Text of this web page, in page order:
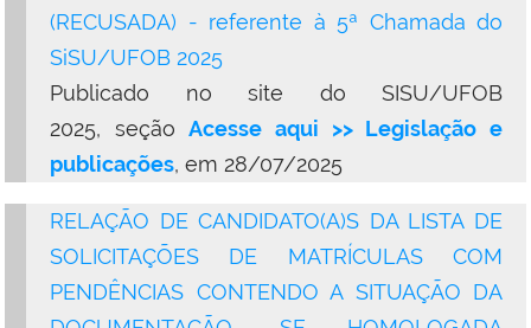
(RECUSADA) - referente à 5ª Chamada do
SiSU/UFOB 2025
Publicado no site do SISU/UFOB
2025, seçãoAcesse aqui >> Legislação e
publicações, em 28/07/2025
RELAÇÃO DE CANDIDATO(A)S DA LISTA DE
SOLICITAÇÕES DE MATRÍCULAS COM
PENDÊNCIAS CONTENDO A SITUAÇÃO DA